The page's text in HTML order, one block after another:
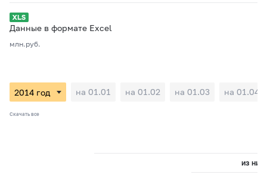
Данные в формате Excel
млн.руб.
на 01.01 на 01.02 на 01.03 на 01.04
Скачать все
из них: